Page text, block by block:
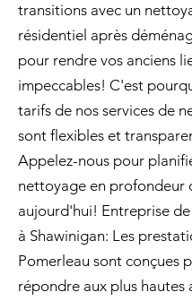
transitions avec un
résidentiel après
pour rendre vos anciens
impeccables! C'est
tarifs de nos services de
sont flexibles et
Appelez-nous pour
nettoyage en profondeur
aujourd'hui! Entreprise
à Shawinigan: Les
Pomerleau sont conçues
répondre aux plus hautes